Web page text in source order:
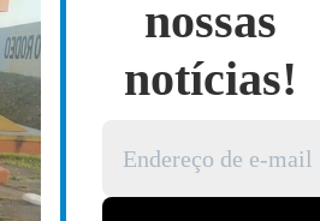
nossas
notícias!